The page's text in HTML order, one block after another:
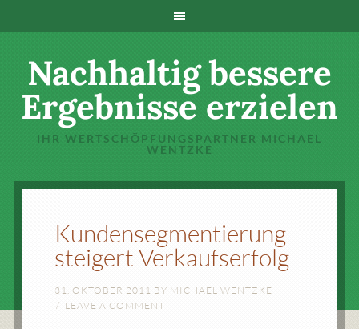
Nachhaltig bessere
Ergebnisse erzielen
IHR WERTSCHÖPFUNGSPARTNER MICHAEL
WENTZKE
Kundensegmentierung
steigert Verkaufserfolg
31. OKTOBER 2011 BY MICHAEL WENTZKE
LEAVE A COMMENT